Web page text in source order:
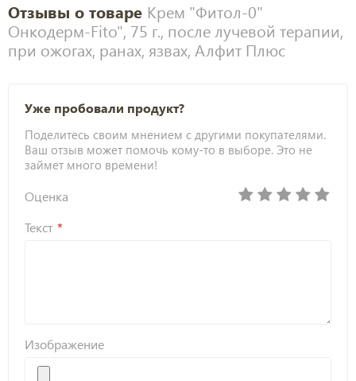
Отзывы о товаре Крем "Фитол-0"
Онкодерм-Fito", 75 г., после лучевой терапии,
при ожогах, ранах, язвах, Алфит Плюс
Уже пробовали продукт?
Поделитесь своим мнением с другими покупателями.
Ваш отзыв может помочь кому-то в выборе. Это не
займет много времени!
Оценка
Текст
Изображение